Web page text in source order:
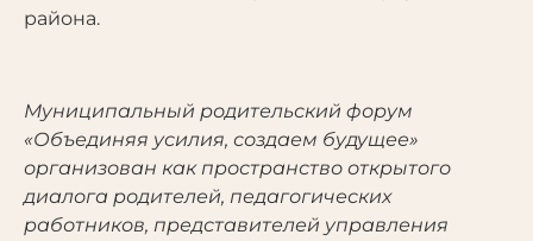
района.
Муниципальный родительский форум
«Объединяя усилия, создаем будущее»
организован как пространство открытого
диалога родителей, педагогических
работников, представителей управления